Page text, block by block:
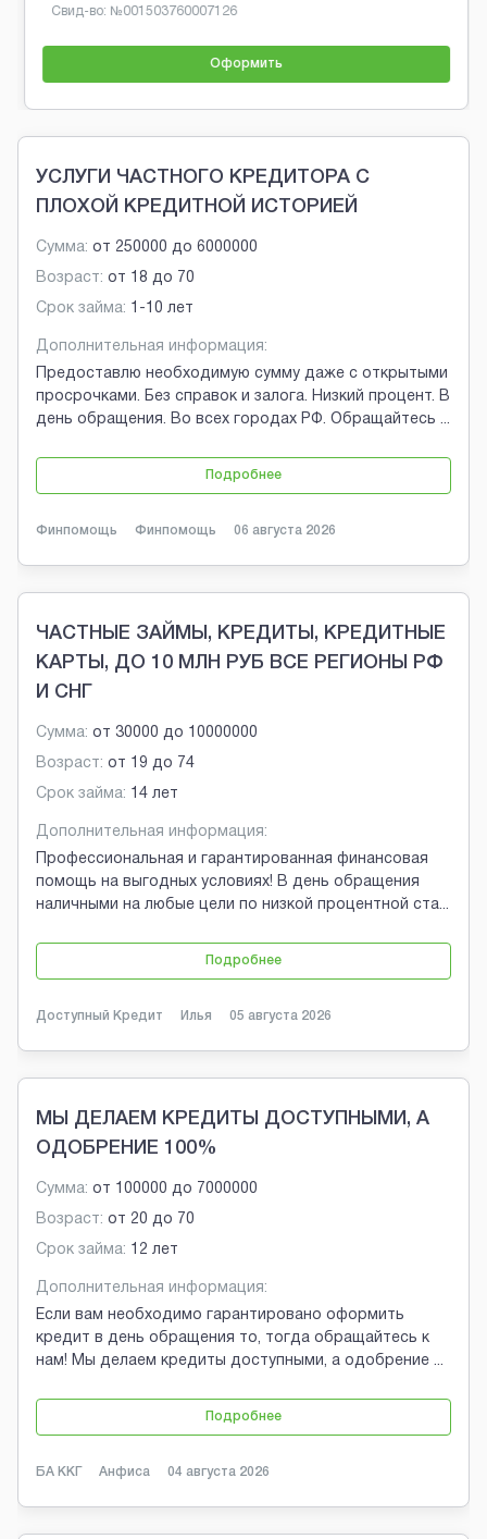
Свид-во: №001503760007126
Оформить
Brobaza - Обычные объявления
УСЛУГИ ЧАСТНОГО КРЕДИТОРА С
ПЛОХОЙ КРЕДИТНОЙ ИСТОРИЕЙ
Сумма: от 250000 до 6000000
Возраст: от 18 до 70
Срок займа: 1-10 лет
Дополнительная информация:
Предоставлю необходимую сумму даже с открытыми
просрочками. Без справок и залога. Низкий процент. В
день обращения. Во всех городах РФ. Обращайтесь ...
Подробнее
Финпомощь Финпомощь 06 августа 2026
ЧАСТНЫЕ ЗАЙМЫ, КРЕДИТЫ, КРЕДИТНЫЕ
КАРТЫ, ДО 10 МЛН РУБ ВСЕ РЕГИОНЫ РФ
И СНГ
Сумма: от 30000 до 10000000
Возраст: от 19 до 74
Срок займа: 14 лет
Дополнительная информация:
Профессиональная и гарантированная финансовая
помощь на выгодных условиях! В день обращения
наличными на любые цели по низкой процентной ста...
Подробнее
Доступный Кредит Илья 05 августа 2026
МЫ ДЕЛАЕМ КРЕДИТЫ ДОСТУПНЫМИ, А
ОДОБРЕНИЕ 100%
Сумма: от 100000 до 7000000
Возраст: от 20 до 70
Срок займа: 12 лет
Дополнительная информация:
Если вам необходимо гарантировано оформить
кредит в день обращения то, тогда обращайтесь к
нам! Мы делаем кредиты доступными, а одобрение ...
Подробнее
БА ККГ Анфиса 04 августа 2026